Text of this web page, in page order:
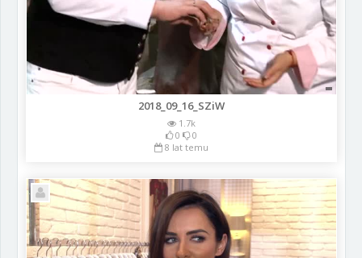
2018_09_16_SZiW
1.7k
0
0
8 lat temu